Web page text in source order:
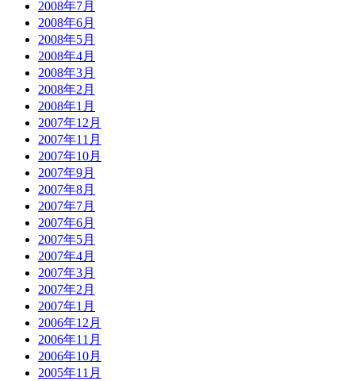
2008年7月
2008年6月
2008年5月
2008年4月
2008年3月
2008年2月
2008年1月
2007年12月
2007年11月
2007年10月
2007年9月
2007年8月
2007年7月
2007年6月
2007年5月
2007年4月
2007年3月
2007年2月
2007年1月
2006年12月
2006年11月
2006年10月
2005年11月